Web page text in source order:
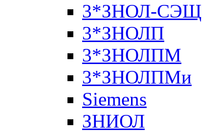
3*ЗНОЛ-СЭЩ
3*ЗНОЛП
3*ЗНОЛПМ
3*ЗНОЛПМи
Siemens
ЗНИОЛ